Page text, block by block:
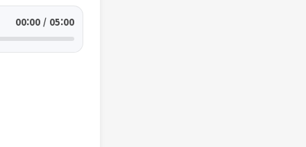
00:00 / 05:00